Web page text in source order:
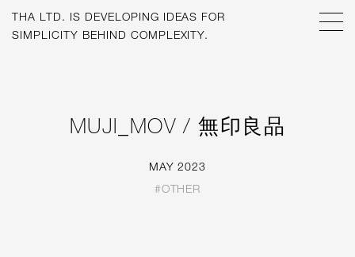
THA LTD. IS DEVELOPING IDEAS FOR
SIMPLICITY BEHIND COMPLEXITY.
MUJI_MOV / 無印良品
MAY 2023
#OTHER